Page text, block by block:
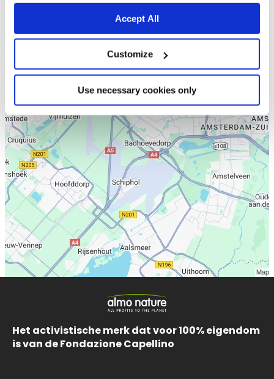
Accept All
Customize
Use necessary cookies only
Het activistische merk dat voor 100% eigendom
is van de Fondazione Capellino